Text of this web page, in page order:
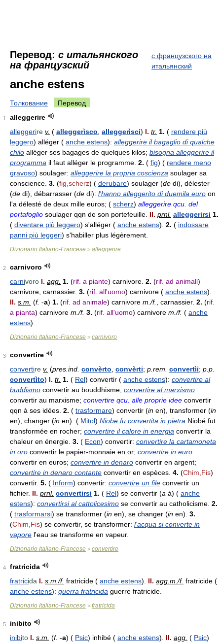
Перевод: с итальянского
на французский
с французского на
итальянский
anche estens
Толкование Перевод
1
alleggerire
alleggerire v. ( alleggerìsco alleggerìsci) I. tr. 1. ( rendere più
leggero) alléger ( anche estens): alleggerire il bagaglio di qualche
chilo alléger ses bagages de quelques kilos; bisogna alleggerire il
programma il faut alléger le programme. 2. ( fig) ( rendere meno
gravoso) soulager: alleggerire la propria coscienza soulager sa
conscience. 3. (fig,scherz) ( derubare) soulager (de di), délester
(de di), débarrasser (de di): l'hanno alleggerito di duemila euro on
l'a délesté de deux mille euros; ( scherz) alleggerire qcu. del
portafoglio soulager qqn de son portefeuille. II. prnl. alleggerirsi 1.
( diventare più leggero) s'alléger ( anche estens). 2. ( indossare
panni più leggeri) s'habiller plus légèrement.
Dizionario Italiano-Francese > alleggerire
2
carnivoro
carnivoro I. agg. 1. (rif. a piante) carnivore. 2. (rif. ad animali)
carnivore, carnassier. 3. (rif. all'uomo) carnivore ( anche estens).
II. s.m. (f. -a) 1. (rif. ad animale) carnivore m./f. , carnassier. 2. (rif.
a pianta) carnivore m./f. 3. (rif. all'uomo) carnivore m./f. ( anche
estens).
Dizionario Italiano-Francese > carnivoro
3
convertire
convertire v. (pres.ind. convèrto convèrti; p.rem. convertìi; p.p.
convertìto) I. tr. 1. ( Rel) convertir ( anche estens): convertire al
buddismo convertir au bouddhisme; convertire al marxismo
convertir au marxisme; convertire qcu. alle proprie idee convertir
qqn à ses idées. 2. ( trasformare) convertir (in en), transformer (in
en), changer (in en): ( Mitol) Niobe fu convertita in pietra Niobé fut
transformée en rocher; convertire il calore in energia convertir la
chaleur en énergie. 3. ( Econ) convertir: convertire la cartamoneta
in oro convertir le papier-monnaie en or; convertire in euro
convertir en euros; convertire in denaro convertir en argent;
convertire in denaro contante convertir en espèces. 4. (Chim,Fis)
convertir. 5. ( Inform) convertir: convertire un file convertir un
fichier. II. prnl. convertirsi 1. ( Rel) se convertir (a à) ( anche
estens): convertirsi al cattolicesimo se convertir au catholicisme. 2.
( trasformarsi) se transformer (in en), se changer (in en). 3.
(Chim,Fis) se convertir, se transformer: l'acqua si converte in
vapore l'eau se transforme en vapeur.
Dizionario Italiano-Francese > convertire
4
fratricida
fratricida I. s.m./f. fratricide ( anche estens). II. agg.m./f. fratricide (
anche estens): guerra fratricida guerre fratricide.
Dizionario Italiano-Francese > fratricida
5
inibito
inibito I. s.m. (f. -a) ( Psic) inhibé ( anche estens). II. agg. ( Psic)